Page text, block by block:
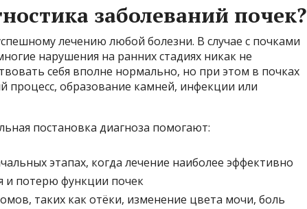
заболеваний почек?
лечению любой болезни. В случае с почками
нарушения на ранних стадиях никак не
себя вполне нормально, но при этом в почках
процесс, образование камней, инфекции или
постановка диагноза помогают:
этапах, когда лечение наиболее эффективно
и потерю функции почек
таких как отёки, изменение цвета мочи, боль